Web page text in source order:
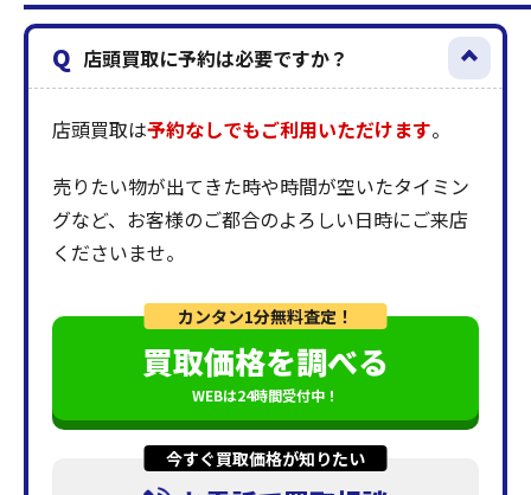
Q 店頭買取に予約は必要ですか？
店頭買取は予約なしでもご利用いただけます。
売りたい物が出てきた時や時間が空いたタイミン
グなど、お客様のご都合のよろしい日時にご来店
くださいませ。
カンタン1分無料査定！
買取価格を調べる
WEBは24時間受付中！
今すぐ買取価格が知りたい